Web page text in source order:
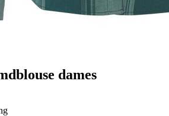
dames